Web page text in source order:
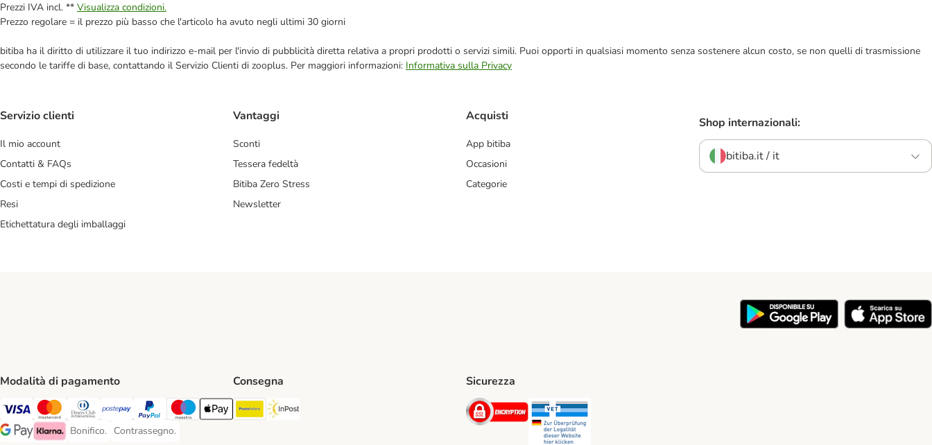
Prezzi IVA incl. ** Visualizza condizioni.
Prezzo regolare = il prezzo più basso che l'articolo ha avuto negli ultimi 30 giorni
bitiba ha il diritto di utilizzare il tuo indirizzo e-mail per l'invio di pubblicità diretta relativa a propri prodotti o servizi simili. Puoi opporti in qualsiasi momento senza sostenere alcun costo, se non quelli di trasmissione
secondo le tariffe di base, contattando il Servizio Clienti di zooplus. Per maggiori informazioni: Informativa sulla Privacy
Servizio clienti
Il mio account
Contatti & FAQs
Costi e tempi di spedizione
Resi
Etichettatura degli imballaggi
Vantaggi
Sconti
Tessera fedeltà
Bitiba Zero Stress
Newsletter
Acquisti
App bitiba
Occasioni
Categorie
Shop internazionali:
bitiba.it / it
Modalità di pagamento
Visa. Payment Method
Mastercard. Payment Method
Diners Club. Payment Method
Postepay. Payment Method
PayPal. Payment Method
Maestro. Payment Method
Apple pay. Payment Method
Google Pay Payment Method
Klarna Payment Method
Bonifico.
Bonifico. Payment Method
Contrassegno.
Contrassegno. Payment Method
Consegna
Poste Italiane. Shipping Method
Sicurezza
Security